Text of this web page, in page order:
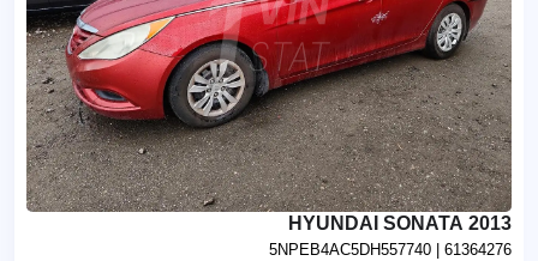
2013 HYUNDAI SONATA
5NPEB4AC5DH557740 | 61364276